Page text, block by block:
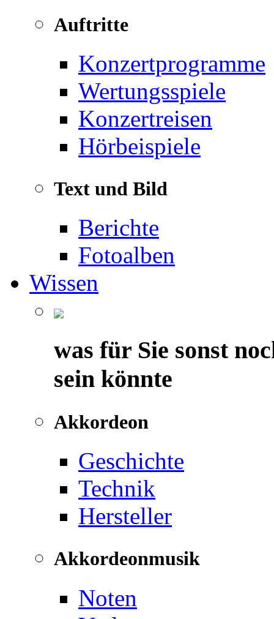
Auftritte
Konzertprogramme
Wertungsspiele
Konzertreisen
Hörbeispiele
Text und Bild
Berichte
Fotoalben
Wissen
was für Sie sonst
sein könnte
Akkordeon
Geschichte
Technik
Hersteller
Akkordeonmusik
Noten